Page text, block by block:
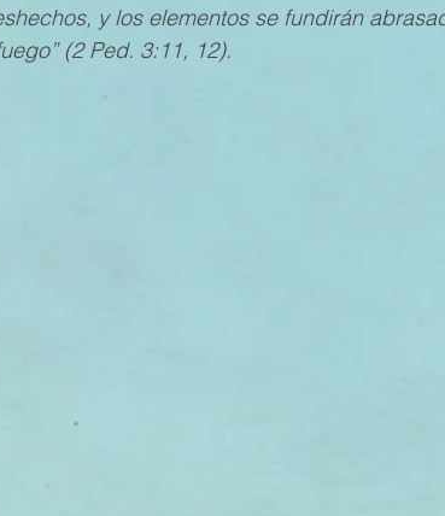
y los elementos se fundirán
(2 Ped. 3:11, 12).